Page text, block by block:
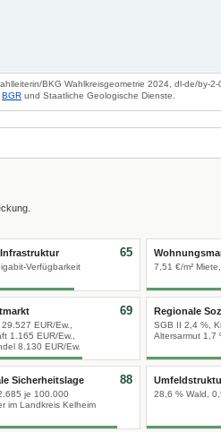
BKG Wahlkreisgeometrie 2024, dl-de/by-
BGR und Staatliche Geologische Dienste.
Verfügbarkeit
65
7,51 €/m²
EUR/Ew.,
1.165 EUR/Ew.,
8.130 EUR/Ew.
69 Regionale
SGB II 2,4 %,
Altersarmut 1,7
Sicherheitslage
je 100.000
im Landkreis Kelheim
88
28,6 % Wald,